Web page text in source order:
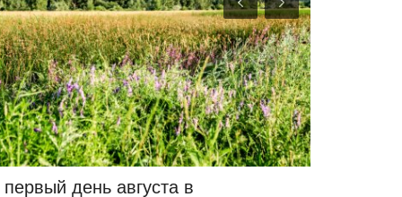
день августа в